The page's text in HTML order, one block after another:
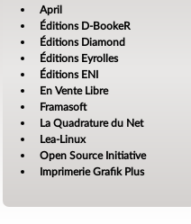
April
Éditions D-BookeR
Éditions Diamond
Éditions Eyrolles
Éditions ENI
En Vente Libre
Framasoft
La Quadrature du Net
Lea-Linux
Open Source Initiative
Imprimerie Grafik Plus